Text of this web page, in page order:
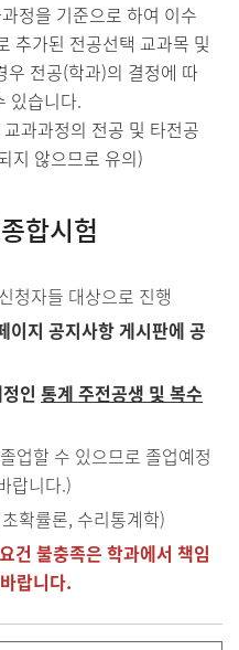
정을 기준으로 하여 이수
추가된 전공선택 교과목 및
우 전공(학과)의 결정에 따
있습니다.
과과정의 전공 및 타전공
지 않으므로 유의)
합시험
청자들 대상으로 진행
이지 공지사항 게시판에 공
인 통계 주전공생 및 복수
업할 수 있으므로 졸업예정
랍니다.)
확률론, 수리통계학)
건 불충족은 학과에서 책임
랍니다.